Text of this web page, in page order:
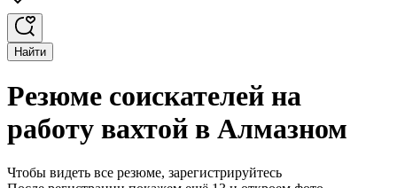
Найти
Резюме соискателей на
работу вахтой в Алмазном
Чтобы видеть все резюме, зарегистрируйтесь